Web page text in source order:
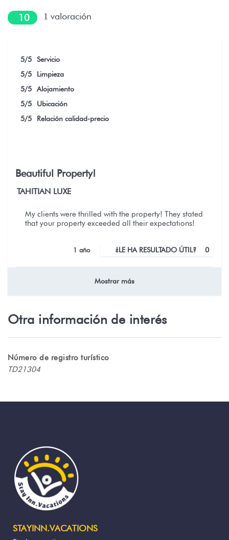
10 1 valoración
5/5
Servicio
5/5
Limpieza
5/5
Alojamiento
5/5
Ubicación
5/5 Relación calidad-precio
Beautiful Property!
TAHITIAN LUXE
My clients were thrilled with the property! They stated
that your property exceeded all their expectations!
¿LE HA RESULTADO ÚTIL? 0
1 año
Mostrar más
Otra información de interés
Número de registro turístico
TD21304
STAYINN.VACATIONS